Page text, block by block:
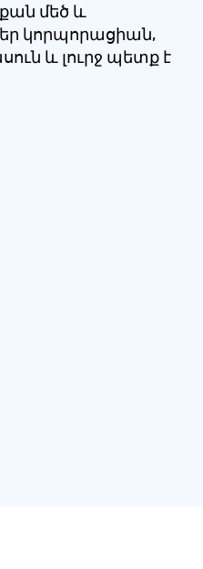
մեծ և
կորպորացիան,
և լուրջ պետք է